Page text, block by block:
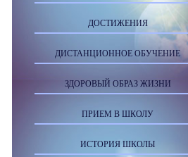
ДОСТИЖЕНИЯ
ДИСТАНЦИОННОЕ ОБУЧЕНИЕ
ЗДОРОВЫЙ ОБРАЗ ЖИЗНИ
ПРИЕМ В ШКОЛУ
ИСТОРИЯ ШКОЛЫ